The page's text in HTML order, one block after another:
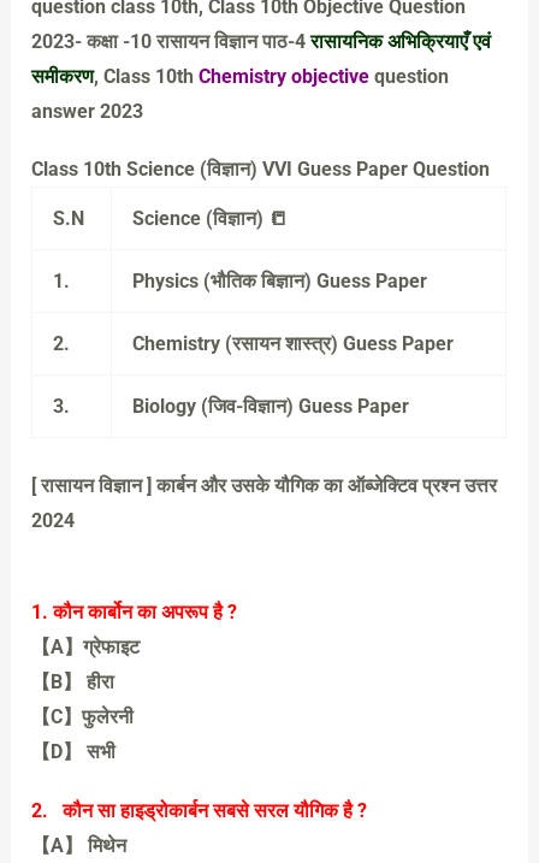
question class 10th,Class 10th Objective Question
2023- कक्षा -10 रासायन विज्ञान पाठ-4रासायनिक अभिक्रियाएँ एवं
समीकरण,Class 10thChemistry objective question
answer 2023
Class 10th Science (विज्ञान) VVI Guess Paper Question
S.N Science (विज्ञान) 📒
1. Physics (भौतिक बिज्ञान) Guess Paper
2. Chemistry (रसायन शास्त्र) Guess Paper
3. Biology (जिव-विज्ञान) Guess Paper
[ रासायन विज्ञान ] कार्बन और उसके यौगिक का ऑब्जेक्टिव प्रश्न उत्तर
2024
1. कौन कार्बोन का अपरूप है ?
【A】ग्रेफाइट
【B】 हीरा
【C】फुलेरनी
【D】 सभी
【D】 सभी
2. कौन सा हाइड्रोकार्बन सबसे सरल यौगिक है ?
【A】 मिथेन